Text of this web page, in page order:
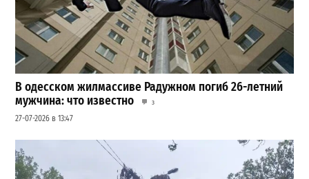
В одесском жилмассиве Радужном погиб 26-летний
мужчина: что известно
3
27-07-2026 в 13:47